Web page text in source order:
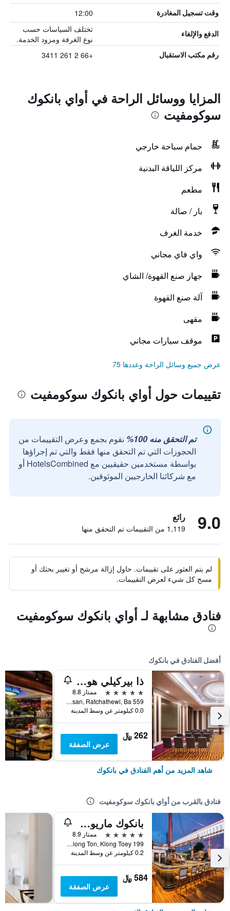
وقت تسجيل المغادرة 12:00
الدفع والإلغاء
تختلف السياسات حسب
نوع الغرفة ومزود الخدمة.
رقم مكتب الاستقبال +66 2 261 3411
المزايا ووسائل الراحة في أواي بانكوك
سوكومفيت
حمام سباحة خارجي
مركز اللياقة البدنية
مطعم
بار / صالة
خدمة الغرف
واي فاي مجاني
جهاز صنع القهوة/ الشاي
آلة صنع القهوة
مقهى
موقف سيارات مجاني
عرض جميع وسائل الراحة وعددها 75
تقييمات حول أواي بانكوك سوكومفيت
تم التحقق منه 100%
نقوم بجمع وعرض التقييمات من
الحجوزات التي تم التحقق منها فقط والتي تم إجراؤها
بواسطة مستخدمين حقيقيين مع HotelsCombined أو
مع شركائنا الخارجيين الموثوقين.
9.0 رائع
1,119 من التقييمات تم التحقق منها
لم يتم العثور على تقييمات. حاول إزالة مرشح أو تغيير بحثك أو
مسح كل شيء لعرض التقييمات.
فنادق مشابهة لـ أواي بانكوك سوكومفيت
أفضل الفنادق في بانكوك
ذا بيركيلي هوتل براتونام
5 نجوم
ممتاز 8.8
559 Ratcharaprarop Rd., Makkasan, Ratchathewi, Ba, بانكوك, تايلاند
0.0 كيلومتر عن وسط المدينة
262 ﷼
عرض الصفقة
شاهد المزيد من أهم الفنادق في بانكوك
فنادق بالقرب من أواي بانكوك سوكومفيت
بانكوك ماريوت ماركيز كوينز بارك
5 نجوم
ممتاز 8.9
199 Sukhumvit Soi 22, Klong Ton, Klong Toey, بانكوك, تايلاند
0.2 كيلومتر عن وسط المدينة
584 ﷼
عرض الصفقة